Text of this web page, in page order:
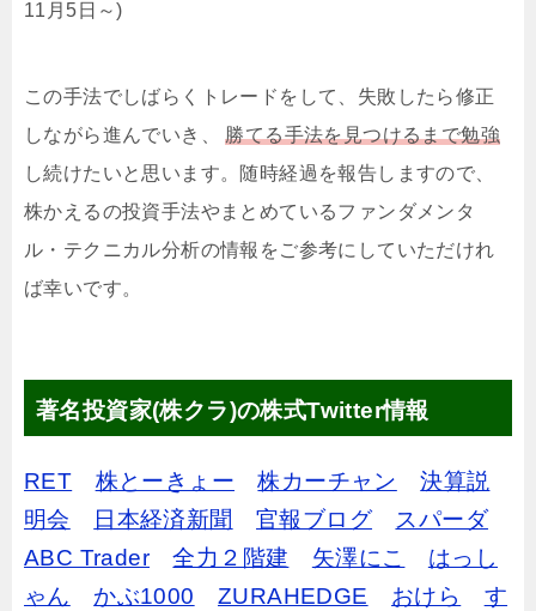
11月5日～)
この手法でしばらくトレードをして、失敗したら修正
しながら進んでいき、勝てる手法を見つけるまで勉強
し続けたいと思います。随時経過を報告しますので、
株かえるの投資手法やまとめているファンダメンタ
ル・テクニカル分析の情報をご参考にしていただけれ
ば幸いです。
著名投資家(株クラ)の株式Twitter情報
RET 株とーきょー 株カーチャン
決算説
明会
日本経済新聞 官報ブログ
スパーダ
ABC Trader
全力２階建 矢澤にこ
はっし
ゃん
かぶ1000 ZURAHEDGE おけら
す